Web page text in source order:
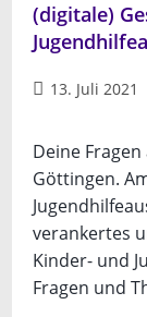
(digitale)
Beitrag
13. Juli 2021
Deine
Göttingen.
verankertes
Kinder- und
Fragen und